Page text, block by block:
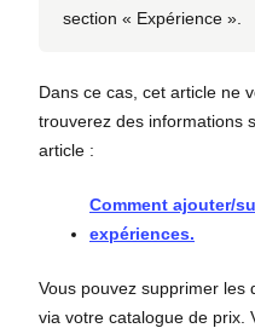
section « Expérience ».
Dans ce cas, cet article ne
trouverez des informations
article :
Comment ajouter/
expériences.
Vous pouvez supprimer les
via votre catalogue de prix.